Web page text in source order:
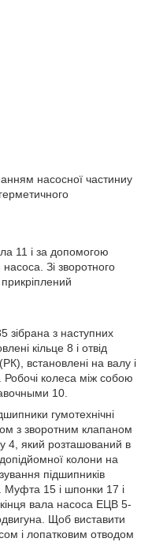
насосної частиниу
11 і за допомогою
насоса. Зі зворотного
зібрана з наступних
кільце 8 і отвід
встановлені на валу і
колеса між собою
10.
гумотехнічні
з зворотним клапаном
4, який розташований в
колони на
підшипників
15 і шпонки 17 і
вала насоса ЕЦВ 5-
Щоб виставити
і лопатковим отводом